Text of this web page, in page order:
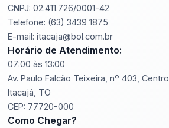
CNPJ: 02.411.726/0001-42
Telefone: (63) 3439 1875
E-mail: itacaja@bol.com.br
Horário de Atendimento:
07:00 às 13:00
Av. Paulo Falcão Teixeira, nº 403, Centro
Itacajá, TO
CEP: 77720-000
Como Chegar?